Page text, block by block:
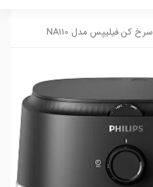
سرخ کن فیلیپس مدل NA110